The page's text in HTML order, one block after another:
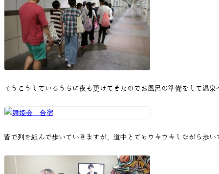
そうこうしているうちに夜も更けてきたのでお風呂の準備をして温泉
皆で列を組んで歩いていきますが、道中とてもウキウキしながら歩い